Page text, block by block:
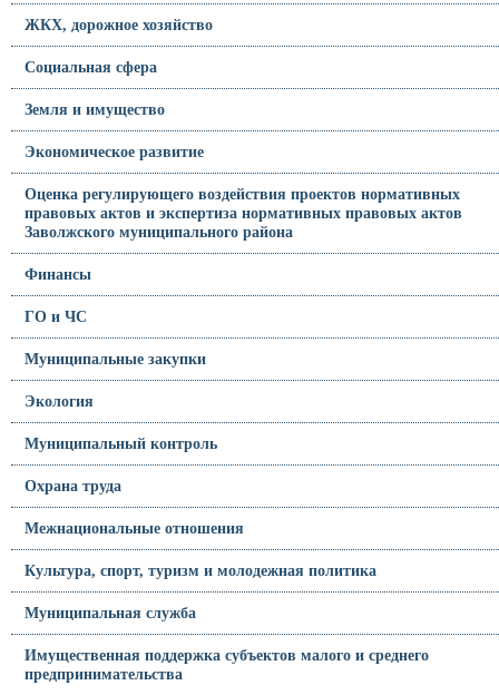
ЖКХ, дорожное хозяйство
Социальная сфера
Земля и имущество
Экономическое развитие
Оценка регулирующего воздействия проектов нормативных
правовых актов и экспертиза нормативных правовых актов
Заволжского муниципального района
Финансы
ГО и ЧС
Муниципальные закупки
Экология
Муниципальный контроль
Охрана труда
Межнациональные отношения
Культура, спорт, туризм и молодежная политика
Муниципальная служба
Имущественная поддержка субъектов малого и среднего
предпринимательства